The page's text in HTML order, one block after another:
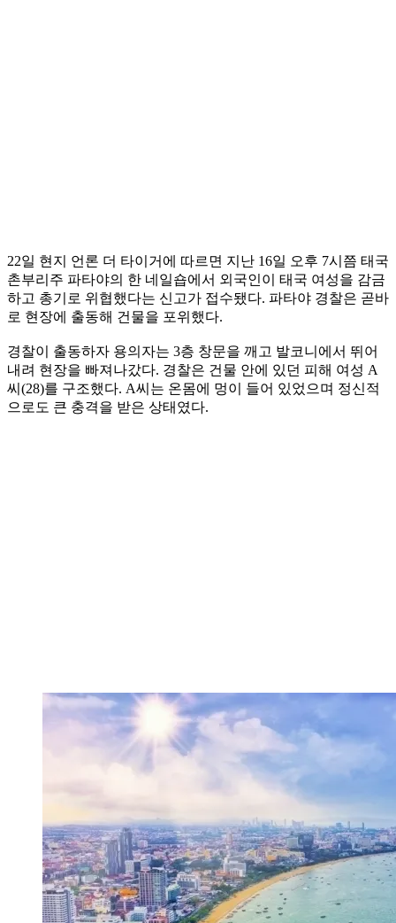
22일 현지 언론 더 타이거에 따르면 지난 16일 오후 7시쯤 태국
촌부리주 파타야의 한 네일숍에서 외국인이 태국 여성을 감금
하고 총기로 위협했다는 신고가 접수됐다. 파타야 경찰은 곧바
로 현장에 출동해 건물을 포위했다.
경찰이 출동하자 용의자는 3층 창문을 깨고 발코니에서 뛰어
내려 현장을 빠져나갔다. 경찰은 건물 안에 있던 피해 여성 A
씨(28)를 구조했다. A씨는 온몸에 멍이 들어 있었으며 정신적
으로도 큰 충격을 받은 상태였다.